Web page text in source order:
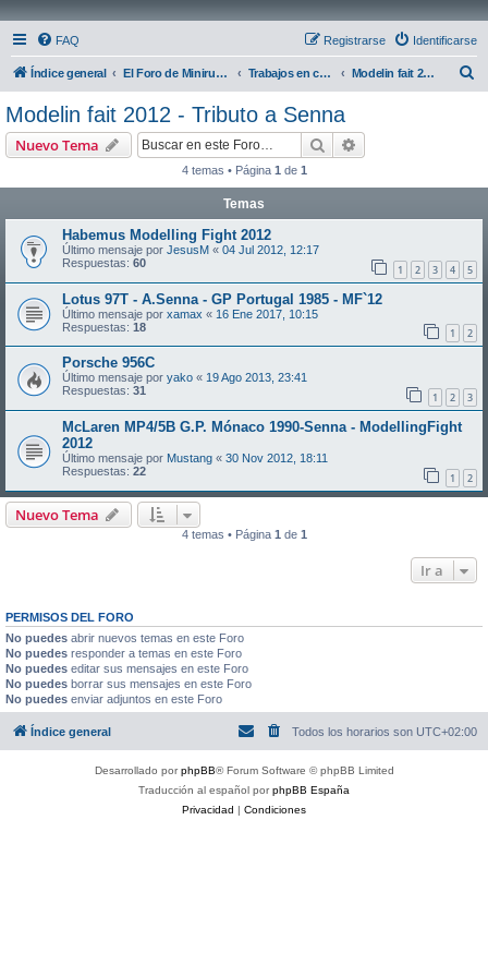
FAQ Identificarse
Registrarse
Índice general El Foro de Miniruedas Trabajos en curso Modelin fait 2012 - Tributo a Senna
Modelin fait 2012 - Tributo a Senna
Nuevo Tema Buscar
4 temas • Página 1 de 1
Temas
Habemus Modelling Fight 2012
Último mensaje por JesusM « 04 Jul 2012, 12:17
Respuestas: 60 1 2 3 4 5
Lotus 97T - A.Senna - GP Portugal 1985 - MF`12
Último mensaje por xamax « 16 Ene 2017, 10:15
Respuestas: 18 1 2
Porsche 956C
Último mensaje por yako « 19 Ago 2013, 23:41
Respuestas: 31 1 2 3
McLaren MP4/5B G.P. Mónaco 1990-Senna - ModellingFight
2012
Último mensaje por Mustang « 30 Nov 2012, 18:11
Respuestas: 22 1 2
Nuevo Tema
4 temas • Página 1 de 1
Ir a
PERMISOS DEL FORO
No puedes abrir nuevos temas en este Foro
No puedes responder a temas en este Foro
No puedes editar sus mensajes en este Foro
No puedes borrar sus mensajes en este Foro
No puedes enviar adjuntos en este Foro
Índice general Todos los horarios son UTC+02:00
Desarrollado porphpBB® Forum Software © phpBB Limited
Traducción al español porphpBB España
Privacidad | Condiciones